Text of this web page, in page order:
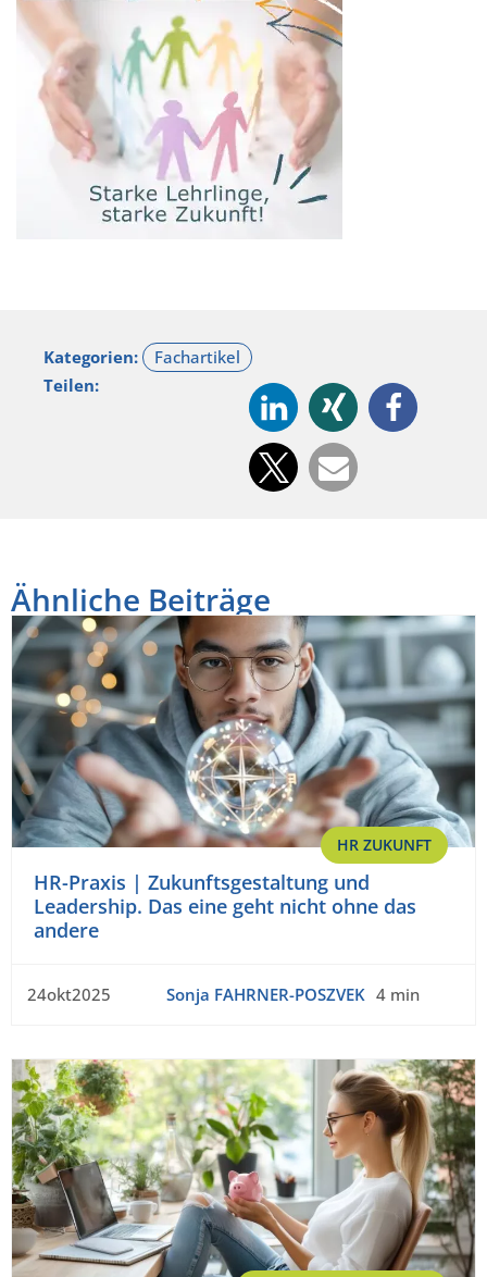
Kategorien:
Teilen:
Ähnliche Beiträge
HR ZUKUNFT
HR-Praxis | Zukunftsgestaltung und
Leadership. Das eine geht nicht ohne das
andere
24okt2025 Sonja FAHRNER-POSZVEK 4 min